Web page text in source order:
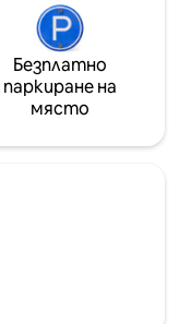
Безплатно
паркиране на
място